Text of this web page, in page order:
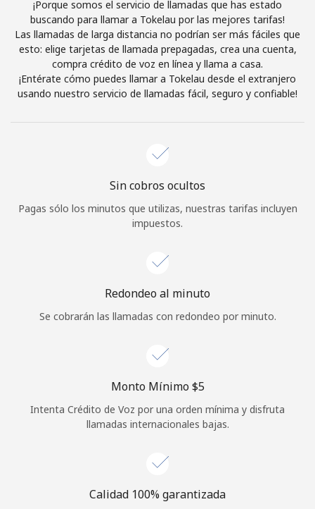
Al abrir una cuenta en este sitio web, estoy de acuerdo con
estosTérminos y condiciones.
Únete
¡Hola!
Inicia sesión oREGÍSTRATE →
¿Olvidaste tu contraseña? →
Continuar con
¡Porque somos el servicio de llamadas que has estado
buscando para llamar a Tokelau por las mejores tarifas!
Las llamadas de larga distancia no podrían ser más fáciles que
esto: elige tarjetas de llamada prepagadas, crea una cuenta,
compra crédito de voz en línea y llama a casa.
¡Entérate cómo puedes llamar a Tokelau desde el extranjero
usando nuestro servicio de llamadas fácil, seguro y confiable!
Sin cobros ocultos
Pagas sólo los minutos que utilizas, nuestras tarifas incluyen
impuestos.
Redondeo al minuto
Se cobrarán las llamadas con redondeo por minuto.
Monto Mínimo ⁦$5⁩
Intenta Crédito de Voz por una orden mínima y disfruta
llamadas internacionales bajas.
Calidad 100% garantizada